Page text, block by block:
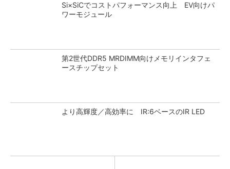
Si×SiCでコストパフォーマンス向上 EV向けパ
ワーモジュール
第2世代DDR5 MRDIMM向けメモリインタフェ
ースチップセット
より高輝度／高効率に IR:6ベースのIR LED